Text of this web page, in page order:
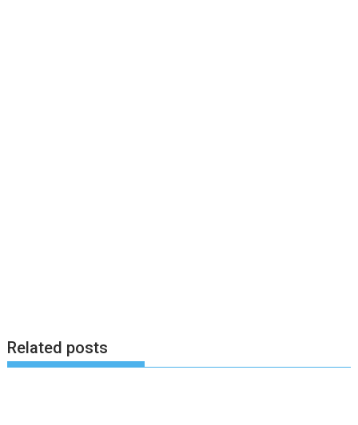
Related posts